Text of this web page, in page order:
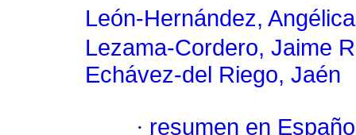
León-Hernández, Angélica
Lezama-Cordero, Jaime
Echávez-del Riego, Jaén
· resumen en